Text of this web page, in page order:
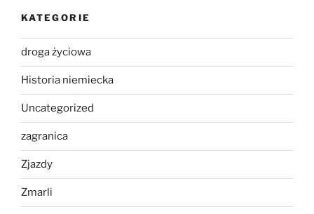
KATEGORIE
droga życiowa
Historia niemiecka
Uncategorized
zagranica
Zjazdy
Zmarli